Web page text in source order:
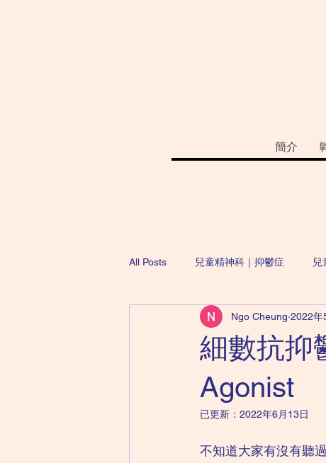
簡介
All Posts 兒童精神科｜抑鬱症 兒
兒童精神科｜自閉症 成人精神
兒童精神科｜心理健康紙牌遊戲
細數抗抑
Agonist
Ngo Cheung 2022年
已更新： 2022年6月13日
不知道大家有沒有聽